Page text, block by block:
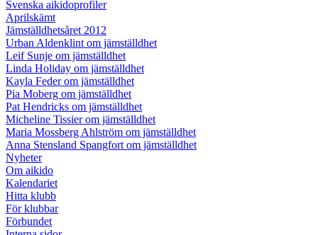
Svenska aikidoprofiler
Aprilskämt
Jämställdhetsåret 2012
Urban Aldenklint om jämställdhet
Leif Sunje om jämställdhet
Linda Holiday om jämställdhet
Kayla Feder om jämställdhet
Pia Moberg om jämställdhet
Pat Hendricks om jämställdhet
Micheline Tissier om jämställdhet
Maria Mossberg Ahlström om jämställdhet
Anna Stensland Spangfort om jämställdhet
Nyheter
Om aikido
Kalendariet
Hitta klubb
För klubbar
Förbundet